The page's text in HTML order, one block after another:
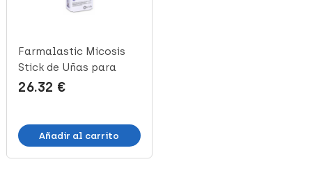
Farmalastic Micosis
Stick de Uñas para
Hongos, 4...
26.32 €
Añadir al carrito